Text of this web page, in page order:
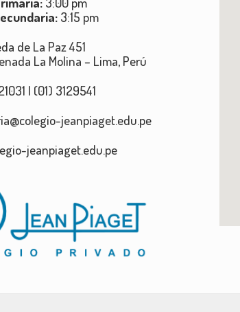
3:15 pm
de La Paz 451
La Molina – Lima, Perú
| (01) 3129541
jeanpiaget.edu.pe
jeanpiaget.edu.pe